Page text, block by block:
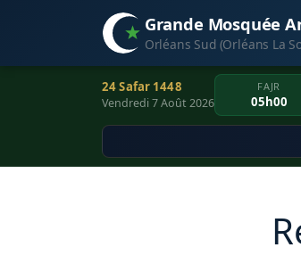
Grande Mosquée
Orléans Sud (Orléans La
24 Safar 1448
Vendredi 7 Août 2026
FAJR
05h00